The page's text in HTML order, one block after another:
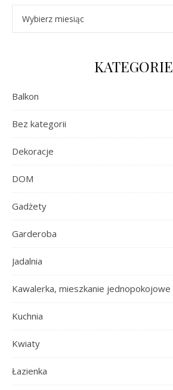
KATEGORIE
Balkon
Bez kategorii
Dekoracje
DOM
Gadżety
Garderoba
Jadalnia
Kawalerka, mieszkanie jednopokojowe
Kuchnia
Kwiaty
Łazienka